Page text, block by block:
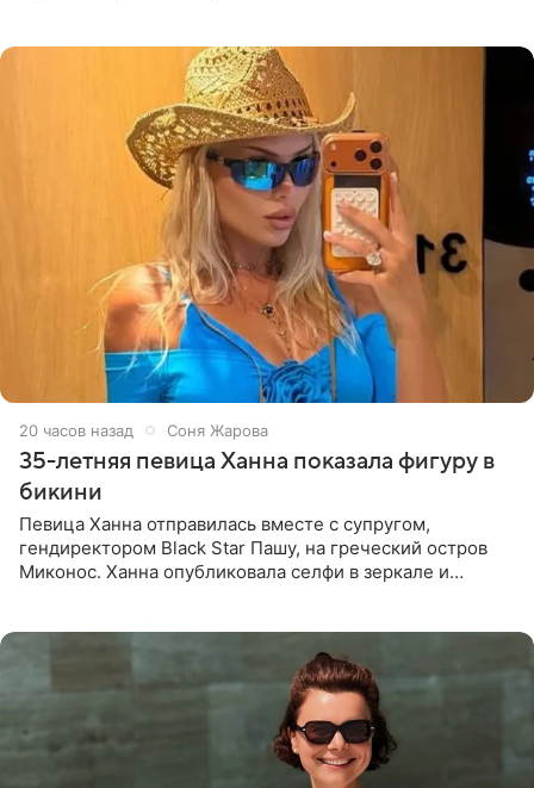
20 часов назад Соня Жарова
35-летняя певица Ханна показала фигуру в
бикини
Певица Ханна отправилась вместе с супругом,
гендиректором Black Star Пашу, на греческий остров
Миконос. Ханна опубликовала селфи в зеркале и